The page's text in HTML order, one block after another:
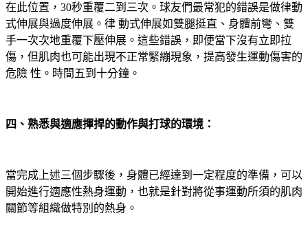
在此位置，30秒重覆二到三次。球友們最常犯的錯誤是做律動
式伸展與過度伸展。律 動式伸展如雙腿挺直、身體前彎、雙
手一次次地重覆下壓伸展。這些錯誤，即便當下沒有立即拉
傷，但肌肉也可能出現不正常緊繃現象，提高發生運動傷害的
危險 性。時間五到十分鐘。
四、熟悉與適應揮捍的動作與打球的環境：
當完成上述三個步驟後，身體已經達到一定程度的準備，可以
開始進行適應性熱身運動，也就是針對將從事運動所須的肌肉
關節等組織做特別的熱身。